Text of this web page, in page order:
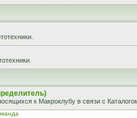
к Макроклубу в связи с